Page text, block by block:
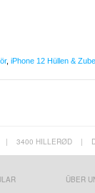
, iPhone 12 Hüllen &
| 3400 HILLERØD |
ÜBER